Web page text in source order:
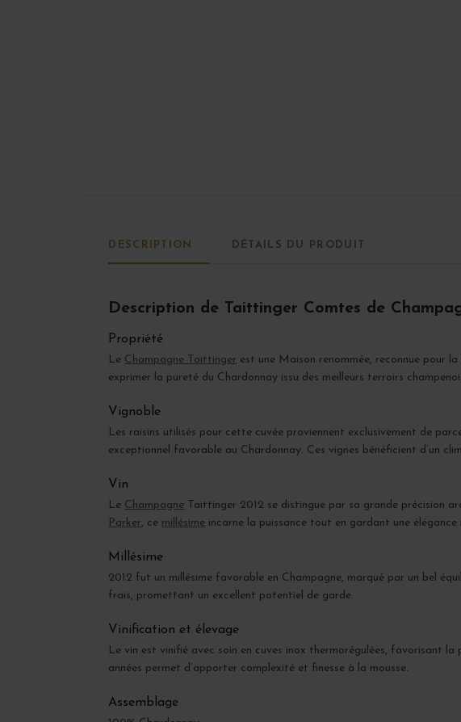
DESCRIPTION DÉTAILS DU PRODUIT
Description de Taittinger Comtes de
Propriété
Le Champagne Taittinger est une Maison renommée, reconnue pour
exprimer la pureté du Chardonnay issu des meilleurs terroirs
Vignoble
Les raisins utilisés pour cette cuvée proviennent exclusivement de
exceptionnel favorable au Chardonnay. Ces vignes bénéficient d’un
Vin
Le Champagne Taittinger 2012 se distingue par sa grande précision
Parker, ce millésime incarne la puissance tout en gardant une
Millésime
2012 fut un millésime favorable en Champagne, marqué par un bel
frais, promettant un excellent potentiel de garde.
Vinification et élevage
Le vin est vinifié avec soin en cuves inox thermorégulées, favorisant
années permet d’apporter complexité et finesse à la mousse.
Assemblage